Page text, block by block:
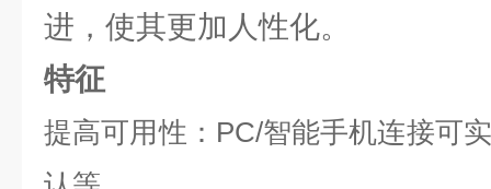
进，使其更加人性化。
特征
提高可用性：PC/智能手机连接可